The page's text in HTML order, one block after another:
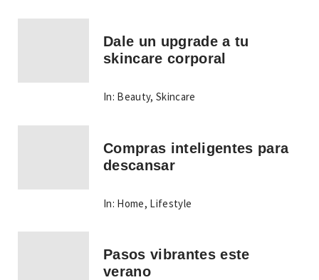
Dale un upgrade a tu
skincare corporal
In: Beauty,Skincare
Compras inteligentes para
descansar
In: Home, Lifestyle
Pasos vibrantes este
verano